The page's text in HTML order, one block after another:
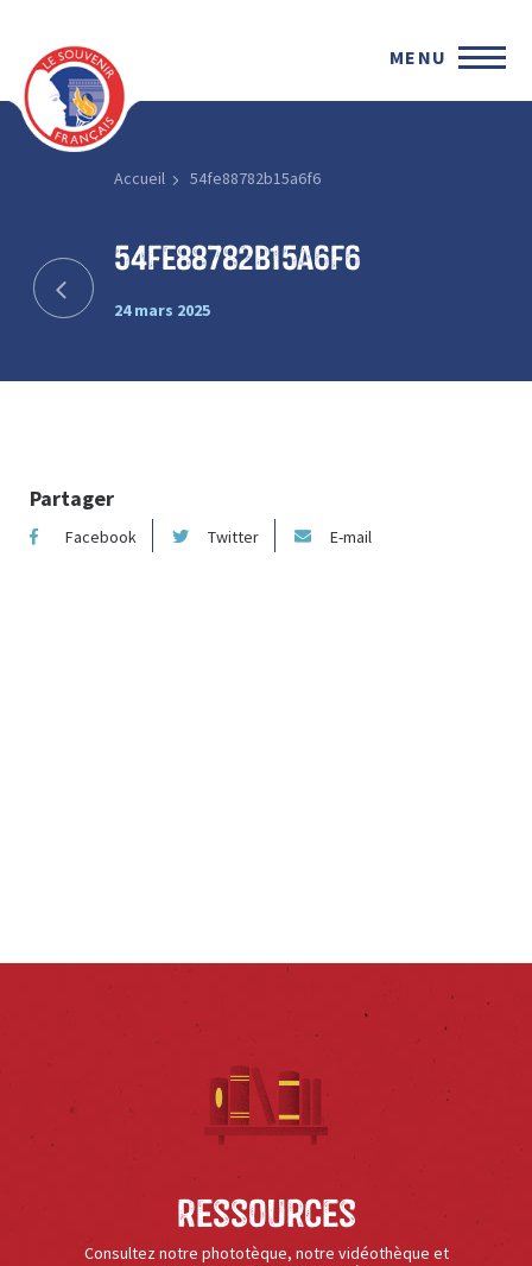
MENU
Accueil 54fe88782b15a6f6
54fe88782b15a6f6
24 mars 2025
Partager
Facebook Twitter E-mail
Ressources
Consultez notre phototèque, notre vidéothèque et